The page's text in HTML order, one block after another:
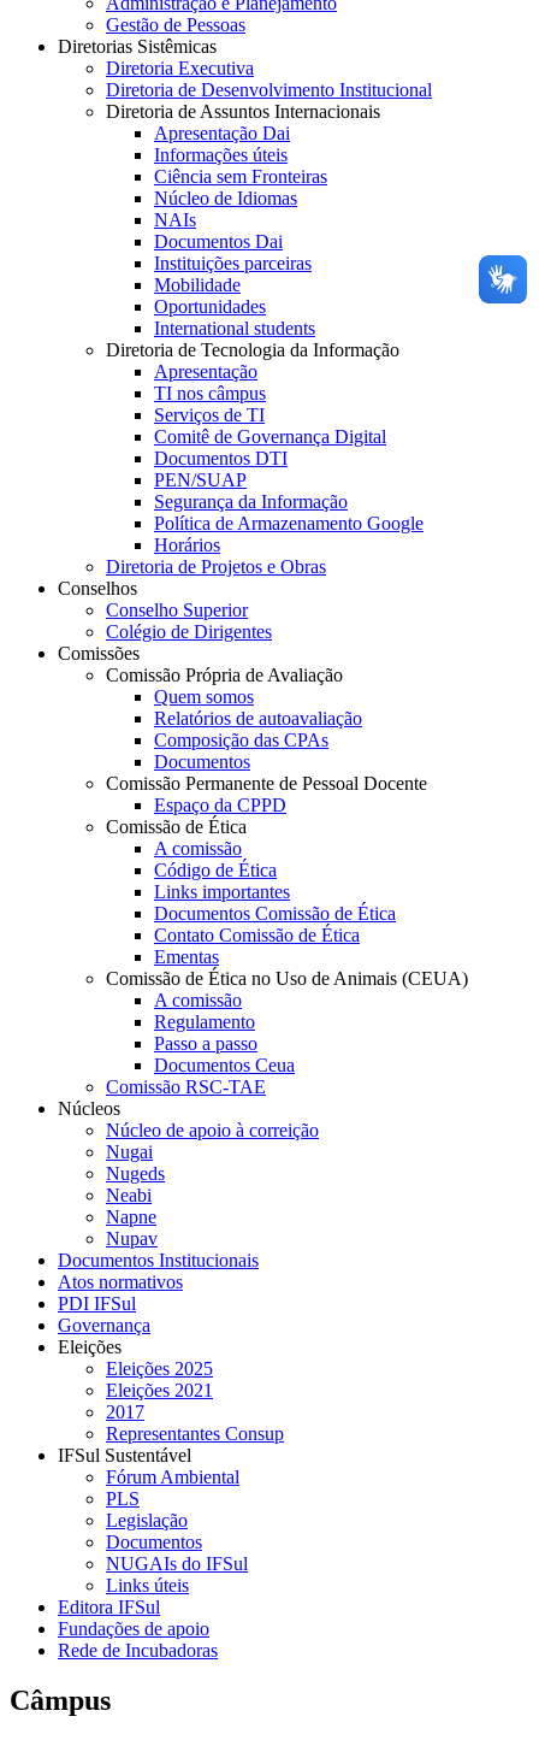
Gestão de Pessoas
Diretorias Sistêmicas
Diretoria Executiva
Diretoria de Desenvolvimento Institucional
Diretoria de Assuntos Internacionais
Apresentação Dai
Informações úteis
Ciência sem Fronteiras
Núcleo de Idiomas
NAIs
Documentos Dai
Instituições parceiras
Mobilidade
Oportunidades
International students
Diretoria de Tecnologia da Informação
Apresentação
TI nos câmpus
Serviços de TI
Comitê de Governança Digital
Documentos DTI
PEN/SUAP
Segurança da Informação
Política de Armazenamento Google
Horários
Diretoria de Projetos e Obras
Conselhos
Conselho Superior
Colégio de Dirigentes
Comissões
Comissão Própria de Avaliação
Quem somos
Relatórios de autoavaliação
Composição das CPAs
Documentos
Comissão Permanente de Pessoal Docente
Espaço da CPPD
Comissão de Ética
A comissão
Código de Ética
Links importantes
Documentos Comissão de Ética
Contato Comissão de Ética
Ementas
Comissão de Ética no Uso de Animais (CEUA)
A comissão
Regulamento
Passo a passo
Documentos Ceua
Comissão RSC-TAE
Núcleos
Núcleo de apoio à correição
Nugai
Nugeds
Neabi
Napne
Nupav
Documentos Institucionais
Atos normativos
PDI IFSul
Governança
Eleições
Eleições 2025
Eleições 2021
2017
Representantes Consup
IFSul Sustentável
Fórum Ambiental
PLS
Legislação
Documentos
NUGAIs do IFSul
Links úteis
Editora IFSul
Fundações de apoio
Rede de Incubadoras
Câmpus